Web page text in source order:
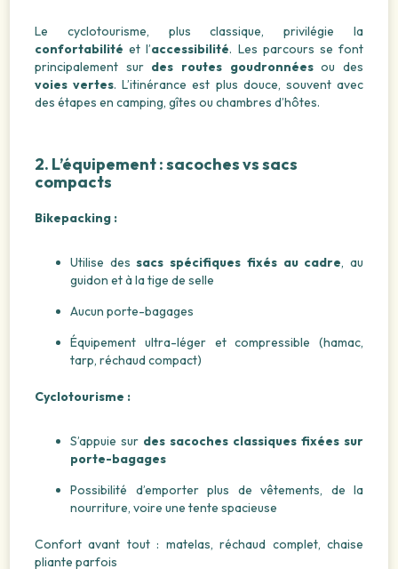
Le cyclotourisme, plus classique, privilégie la
confortabilité et l’accessibilité. Les parcours se font
principalement sur des routes goudronnéesou des
voies vertes. L’itinérance est plus douce, souvent avec
des étapes en camping, gîtes ou chambres d’hôtes.
2. L’équipement : sacoches vs sacs
compacts
Bikepacking :
Utilise dessacs spécifiques fixés au cadre, au
guidon et à la tige de selle
Aucun porte-bagages
Équipement ultra-léger et compressible (hamac,
tarp, réchaud compact)
Cyclotourisme :
S’appuie sur des sacoches classiques fixées sur
porte-bagages
Possibilité d’emporter plus de vêtements, de la
nourriture, voire une tente spacieuse
Confort avant tout : matelas, réchaud complet, chaise
pliante parfois